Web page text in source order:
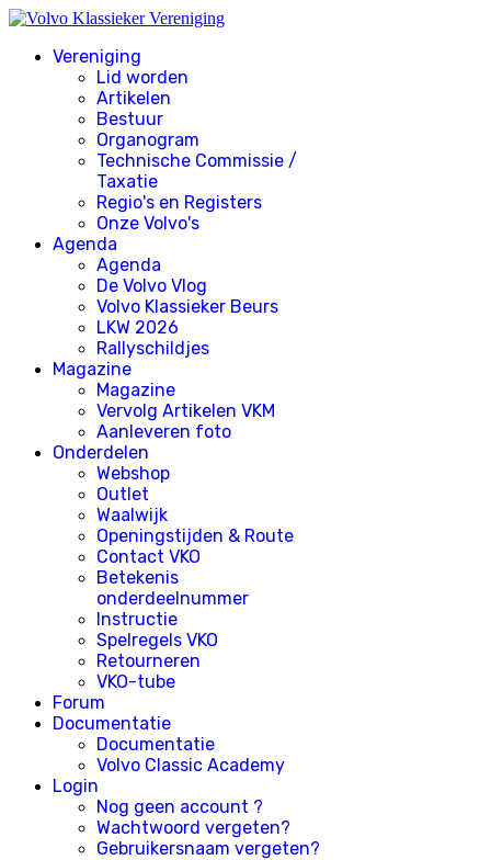
Vereniging
Lid worden
Artikelen
Bestuur
Organogram
Technische Commissie /
Taxatie
Regio's en Registers
Onze Volvo's
Agenda
Agenda
De Volvo Vlog
Volvo Klassieker Beurs
LKW 2026
Rallyschildjes
Magazine
Magazine
Vervolg Artikelen VKM
Aanleveren foto
Onderdelen
Webshop
Outlet
Waalwijk
Openingstijden & Route
Contact VKO
Betekenis
onderdeelnummer
Instructie
Spelregels VKO
Retourneren
VKO-tube
Forum
Documentatie
Documentatie
Volvo Classic Academy
Login
Nog geen account ?
Wachtwoord vergeten?
Gebruikersnaam vergeten?